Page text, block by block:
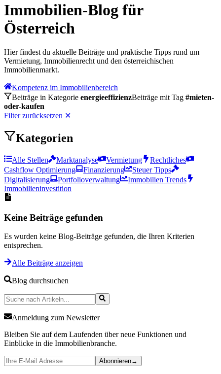
Immobilien-Blog für
Österreich
Hier findest du aktuelle Beiträge und praktische Tipps rund um
Vermietung, Immobilienrecht und den österreichischen
Immobilienmarkt.
Kompetenz im Immobilienbereich
Beiträge in Kategorie energieeffizienzBeiträge mit Tag #mieten-
oder-kaufen
Filter zurücksetzen ✕
Kategorien
Alle Stellen Marktanalyse Vermietung
Rechtliches
Cashflow Optimierung
Finanzierung
Steuer Tipps
Digitalisierung
Portfolioverwaltung
Immobilien Trends
Immobilieninvestition
Keine Beiträge gefunden
Es wurden keine Blog-Beiträge gefunden, die Ihren Kriterien
entsprechen.
Alle Beiträge anzeigen
Blog durchsuchen
Anmeldung zum Newsletter
Bleiben Sie auf dem Laufenden über neue Funktionen und
Einblicke in die Immobilienbranche.
Abonnieren→